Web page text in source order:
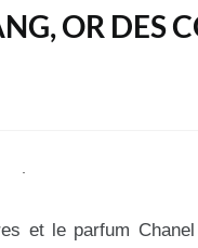
OR DES
et le parfum